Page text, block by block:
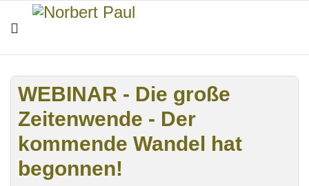
WEBINAR - Die große
Zeitenwende - Der
kommende Wandel hat
begonnen!